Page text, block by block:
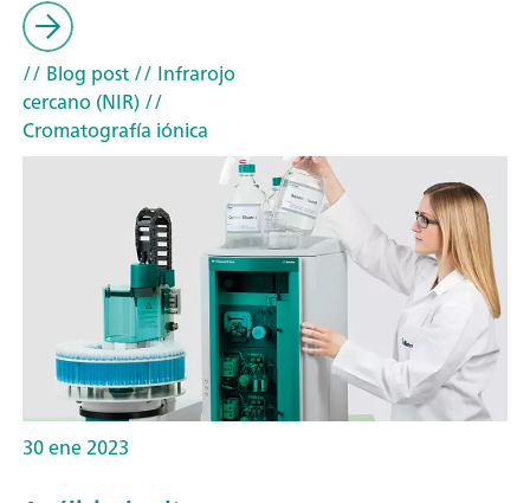
// Blog post// Infrarojo
cercano (NIR)//
Cromatografía iónica
30 ene 2023